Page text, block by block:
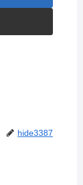
hide3387